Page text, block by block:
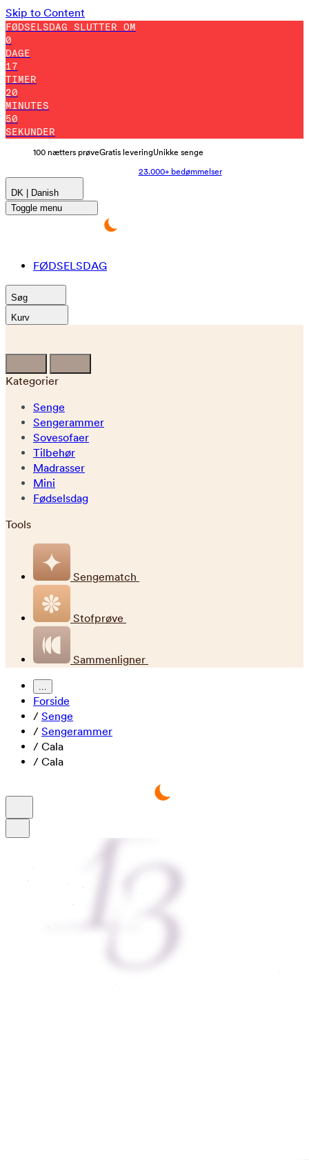
Skip to Content
FØDSELSDAG SLUTTER OM
0
DAGE
17
TIMER
20
MINUTES
40
SEKUNDER
100 nætters prøveGratis leveringUnikke senge
23.000+ bedømmelser
DK | Danish
Toggle menu
FØDSELSDAG
Søg
Kurv
Kategorier
Senge
Sengerammer
Sovesofaer
Tilbehør
Madrasser
Mini
Fødselsdag
Tools
Sengematch
Stofprøve
Sammenligner
...
Forside
/ Senge
/ Sengerammer
/ Cala
/ Cala